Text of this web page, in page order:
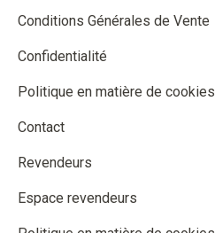
Conditions Générales de Vente
Confidentialité
Politique en matière de cookies
Contact
Revendeurs
Espace revendeurs